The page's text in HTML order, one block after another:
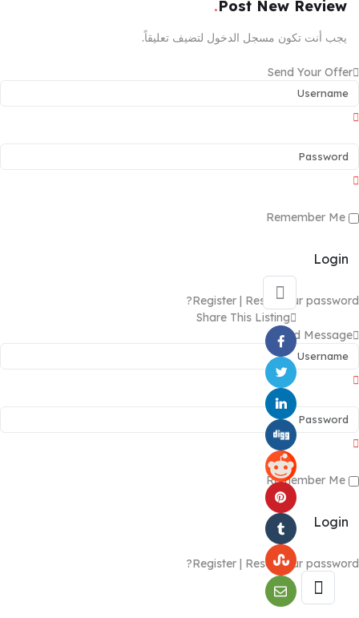
Post New Review
يجب أنت تكون مسجل الدخول لتضيف تعليقاً.
Send Your Offer
Login
Register | Reset your password?
Send Message
Login
Register | Reset your password?
Share This Listing